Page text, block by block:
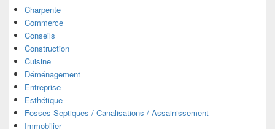
Charpente
Commerce
Conseils
Construction
Cuisine
Déménagement
Entreprise
Esthétique
Fosses Septiques / Canalisations / Assainissement
Immobilier